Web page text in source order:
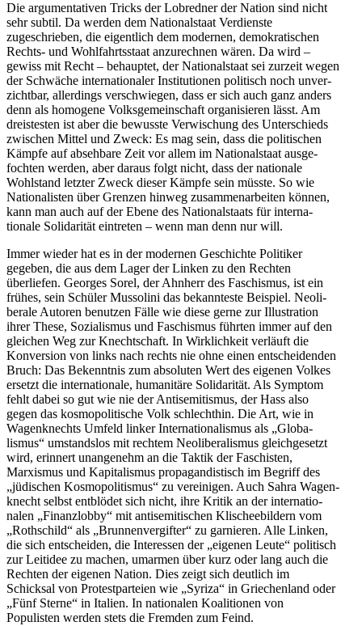
Die argumen­ta­tiven Tricks der Lobredner der Nation sind nicht
sehr subtil. Da werden dem Natio­nal­staat Verdienste
zugeschrieben, die eigentlich dem modernen, demokra­ti­schen
Rechts- und Wohlfahrts­staat anzurechnen wären. Da wird –
gewiss mit Recht – behauptet, der Natio­nal­staat sei zurzeit wegen
der Schwäche inter­na­tio­naler Insti­tu­tionen politisch noch unver­
zichtbar, aller­dings verschwiegen, dass er sich auch ganz anders
denn als homogene Volks­ge­mein­schaft organi­sieren lässt. Am
dreis­testen ist aber die bewusste Verwi­schung des Unter­schieds
zwischen Mittel und Zweck: Es mag sein, dass die politi­schen
Kämpfe auf absehbare Zeit vor allem im Natio­nal­staat ausge­
fochten werden, aber daraus folgt nicht, dass der nationale
Wohlstand letzter Zweck dieser Kämpfe sein müsste. So wie
Natio­na­listen über Grenzen hinweg zusam­men­ar­beiten können,
kann man auch auf der Ebene des Natio­nal­staats für inter­na­
tionale Solida­rität eintreten – wenn man denn nur will.
Immer wieder hat es in der modernen Geschichte Politiker
gegeben, die aus dem Lager der Linken zu den Rechten
überliefen. Georges Sorel, der Ahnherr des Faschismus, ist ein
frühes, sein Schüler Mussolini das bekann­teste Beispiel. Neoli­
berale Autoren benutzen Fälle wie diese gerne zur Illus­tration
ihrer These, Sozia­lismus und Faschismus führten immer auf den
gleichen Weg zur Knecht­schaft. In Wirklichkeit verläuft die
Konversion von links nach rechts nie ohne einen entschei­denden
Bruch: Das Bekenntnis zum absoluten Wert des eigenen Volkes
ersetzt die inter­na­tionale, humanitäre Solida­rität. Als Symptom
fehlt dabei so gut wie nie der Antise­mi­tismus, der Hass also
gegen das kosmo­po­li­tische Volk schlechthin. Die Art, wie in
Wagen­knechts Umfeld linker Inter­na­tio­na­lismus als „Globa­
lismus“ umstandslos mit rechtem Neoli­be­ra­lismus gleich­ge­setzt
wird, erinnert unangenehm an die Taktik der Faschisten,
Marxismus und Kapita­lismus propa­gan­dis­tisch im Begriff des
„jüdischen Kosmo­po­li­tismus“ zu verei­nigen. Auch Sahra Wagen­
knecht selbst entblödet sich nicht, ihre Kritik an der inter­na­tio­
nalen „Finanz­lobby“ mit antise­mi­ti­schen Klischee­bildern vom
„Rothschild“ als „Brunnen­ver­gifter“ zu garnieren. Alle Linken,
die sich entscheiden, die Inter­essen der „eigenen Leute“ politisch
zur Leitidee zu machen, umarmen über kurz oder lang auch die
Rechten der eigenen Nation. Dies zeigt sich deutlich im
Schicksal von Protest­par­teien wie „Syriza“ in Griechenland oder
„Fünf Sterne“ in Italien. In natio­nalen Koali­tionen von
Populisten werden stets die Fremden zum Feind.